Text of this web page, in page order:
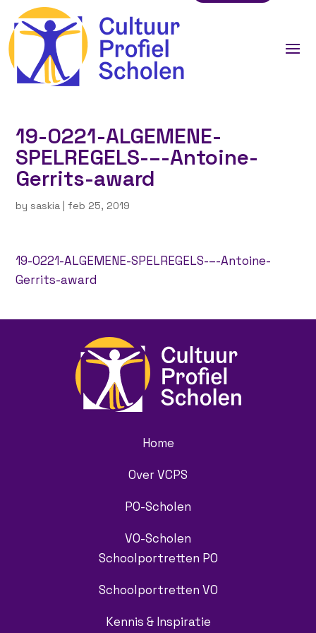
19-0221-ALGEMENE-
SPELREGELS-–-Antoine-
Gerrits-award
bysaskia |feb 25, 2019
19-0221-ALGEMENE-SPELREGELS-–-Antoine-
Gerrits-award
Home
Over VCPS
PO-Scholen
VO-Scholen
Schoolportretten PO
Schoolportretten VO
Kennis & Inspiratie